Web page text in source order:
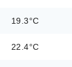
19.3°C
22.4°C